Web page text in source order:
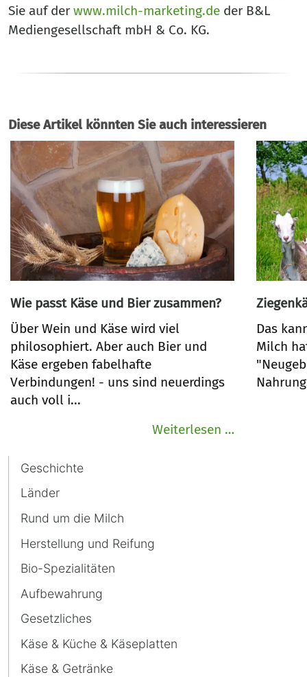
Sie auf der www.milch-marketing.de der B&L
Mediengesellschaft mbH & Co. KG.
Diese Artikel könnten Sie auch interessieren
Wie passt Käse und Bier zusammen?
Über Wein und Käse wird viel
philosophiert. Aber auch Bier und
Käse ergeben fabelhafte
Verbindungen! - uns sind neuerdings
auch voll i...
Weiterlesen …Wie
Das
Milch
Navigation
Geschichte
Länder
Rund um die Milch
Herstellung und Reifung
Bio-Spezialitäten
Aufbewahrung
Gesetzliches
Käse & Küche & Käseplatten
Käse & Getränke